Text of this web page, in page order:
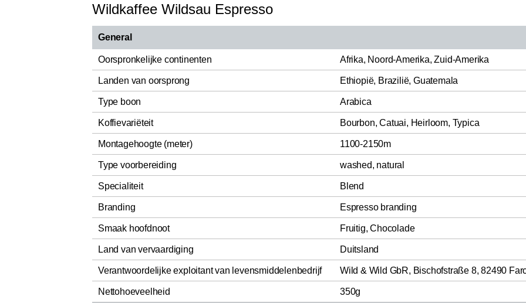
Wildkaffee Wildsau Espresso
General
Oorspronkelijke continenten Afrika, Noord-Amerika, Zuid-Amerika
Landen van oorsprong Ethiopië, Brazilië, Guatemala
Type boon Arabica
Koffievariëteit Bourbon, Catuai, Heirloom, Typica
Montagehoogte (meter) 1100-2150m
Type voorbereiding washed, natural
Specialiteit Blend
Branding Espresso branding
Smaak hoofdnoot Fruitig, Chocolade
Land van vervaardiging Duitsland
Verantwoordelijke exploitant van levensmiddelenbedrijf Wild & Wild GbR, Bischofstraße 8, 82490
Nettohoeveelheid 350g